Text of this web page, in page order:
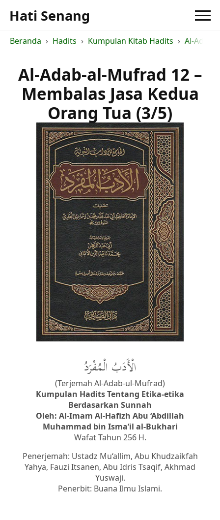
Hati Senang
Beranda Hadits Kumpulan Kitab Hadits Al-Adab-
Al-Adab-al-Mufrad 12 –
Membalas Jasa Kedua
Orang Tua (3/5)
الْأَدَبُ الْمُفْرَدُ
(Terjemah Al-Adab-ul-Mufrad)
Kumpulan Hadits Tentang Etika-etika
Berdasarkan Sunnah
Oleh: Al-Imam Al-Hafizh Abu ‘Abdillah
Muhammad bin Isma‘il al-Bukhari
Wafat Tahun 256 H.
Penerjemah: Ustadz Mu‘allim, Abu Khudzaikfah
Yahya, Fauzi Itsanen, Abu Idris Tsaqif, Akhmad
Yuswaji.
Penerbit: Buana Ilmu Islami.